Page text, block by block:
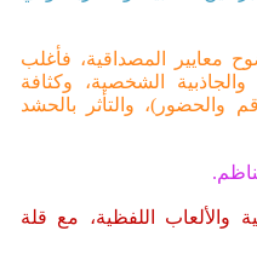
معايير المصداقية، فأغلب
الشخصية، وكثافة
والحضور)، والتأثر بالحشد
والألعاب اللفظية، مع قلة